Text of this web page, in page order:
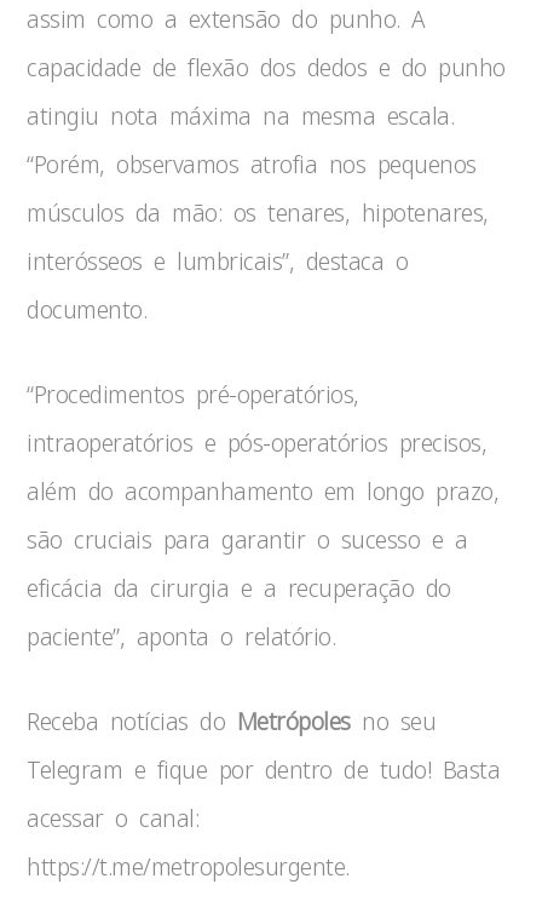
assim como a extensão do punho. A
capacidade de flexão dos dedos e do punho
atingiu nota máxima na mesma escala.
“Porém, observamos atrofia nos pequenos
músculos da mão: os tenares, hipotenares,
interósseos e lumbricais”, destaca o
documento.
“Procedimentos pré-operatórios,
intraoperatórios e pós-operatórios precisos,
além do acompanhamento em longo prazo,
são cruciais para garantir o sucesso e a
eficácia da cirurgia e a recuperação do
paciente”, aponta o relatório.
Receba notícias do Metrópolesno seu
Telegram e fique por dentro de tudo! Basta
acessar o canal:
https://t.me/metropolesurgente.